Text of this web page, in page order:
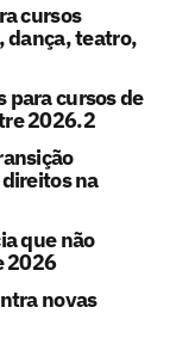
cursos
dança, teatro,
para cursos de
2026.2
na
que não
2026
novas